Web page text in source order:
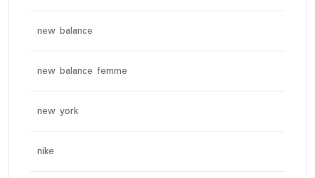
new balance
new balance femme
new york
nike